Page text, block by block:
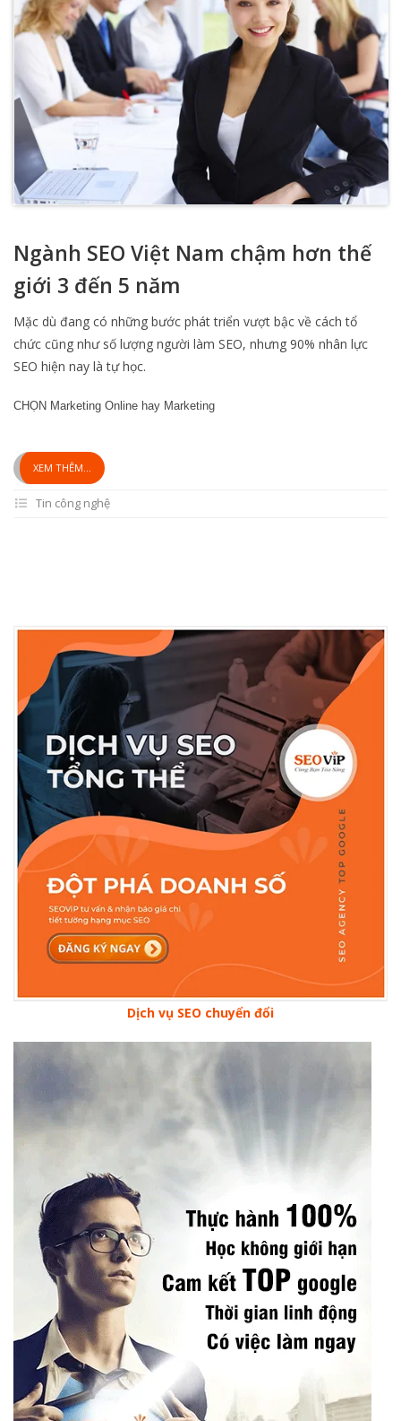
Ngành SEO Việt Nam chậm hơn thế
giới 3 đến 5 năm
Mặc dù đang có những bước phát triển vượt bậc về cách tổ
chức cũng như số lượng người làm SEO, nhưng 90% nhân lực
SEO hiện nay là tự học.
CHỌN Marketing Online hay Marketing
XEM THÊM...
Tin công nghệ
Dịch vụ SEO chuyển đổi